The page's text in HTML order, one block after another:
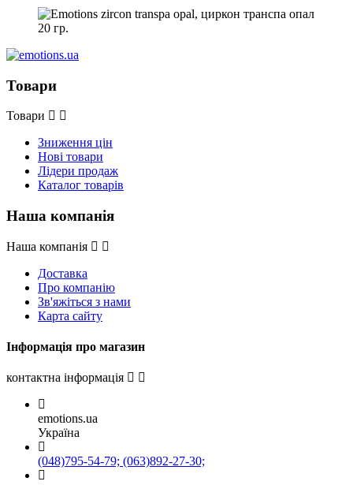
Товари
Товари
Зниження цін
Нові товари
Лідери продаж
Каталог товарів
Наша компанія
Наша компанія
Доставка
Про компанію
Зв'яжіться з нами
Карта сайту
Інформація про магазин
контактна інформація
emotions.ua
Україна
(048)795-54-79; (063)892-27-30;